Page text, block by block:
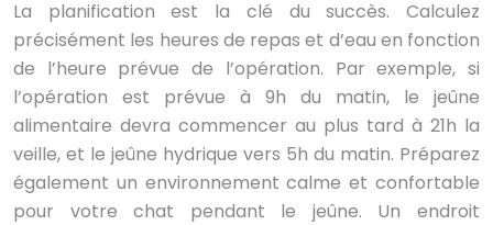
La planification est la clé du succès. Calculez
précisément les heures de repas et d’eau en fonction
de l’heure prévue de l’opération. Par exemple, si
l’opération est prévue à 9h du matin, le jeûne
alimentaire devra commencer au plus tard à 21h la
veille, et le jeûne hydrique vers 5h du matin. Préparez
également un environnement calme et confortable
pour votre chat pendant le jeûne. Un endroit